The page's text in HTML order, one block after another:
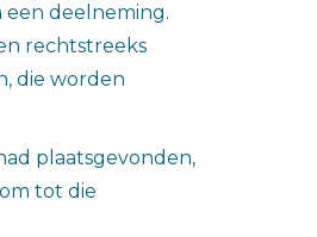
een deelneming.
rechtstreeks
die worden
plaatsgevonden,
tot die